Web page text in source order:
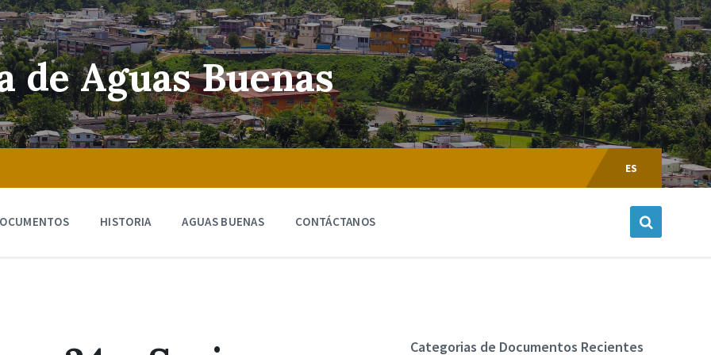
de Aguas Buenas
Escoger
Lenguaje:
ES
HISTORIA AGUAS BUENAS CONTÁCTANOS
Categorias de Documentos Recientes